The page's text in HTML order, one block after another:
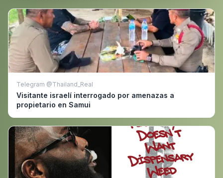
Telegram @Thailand_Real
Visitante israelí interrogado por amenazas a
propietario en Samui